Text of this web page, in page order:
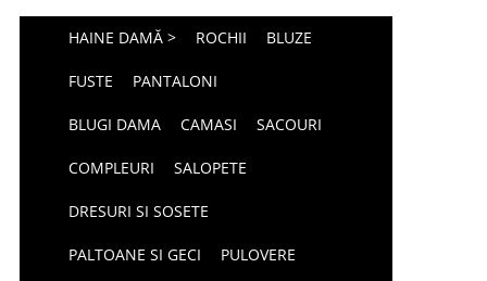
HAINE DAMĂ > ROCHII BLUZE
FUSTE PANTALONI
BLUGI DAMA CAMASI SACOURI
COMPLEURI SALOPETE
DRESURI SI SOSETE
PALTOANE SI GECI PULOVERE